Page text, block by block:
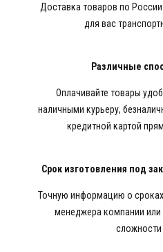
Доставка товаров по
для вас
Различные
Оплачивайте товары
наличными курьеру,
кредитной картой
Срок изготовления под
Точную информацию о сроках
менеджера компании или
сложности